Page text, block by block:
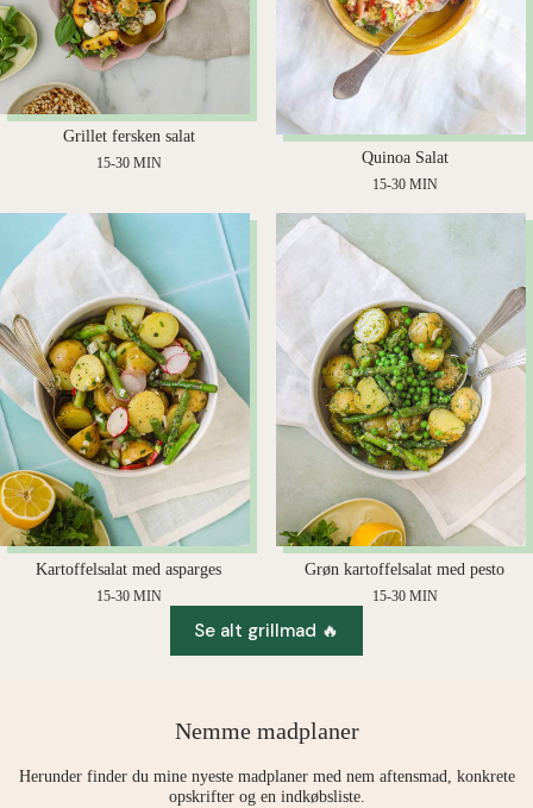
Grillet fersken salat
15-30 MIN Quinoa Salat
15-30 MIN
Kartoffelsalat med asparges
15-30 MIN
Grøn kartoffelsalat med pesto
15-30 MIN
Se alt grillmad 🔥
Nemme madplaner
Herunder finder du mine nyeste madplaner med nem aftensmad, konkrete
opskrifter og en indkøbsliste.